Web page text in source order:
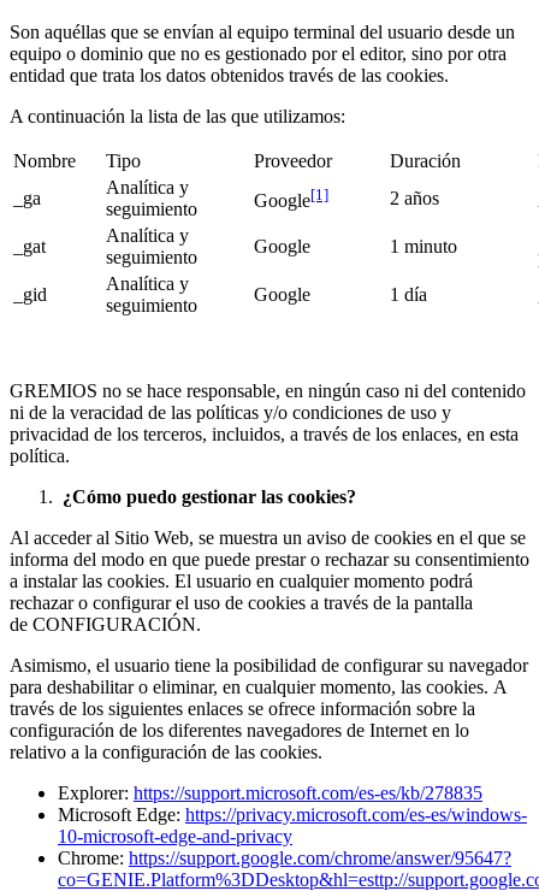
Son aquéllas que se envían al equipo terminal del usuario desde un
equipo o dominio que no es gestionado por el editor, sino por otra
entidad que trata los datos obtenidos través de las cookies.
A continuación la lista de las que utilizamos:
Nombre Tipo Proveedor Duración
_ga
Analítica y
seguimiento
Google[1] 2 años
_gat
Analítica y
seguimiento
Google 1 minuto
_gid
Analítica y
seguimiento
Google 1 día
GREMIOS no se hace responsable, en ningún caso ni del contenido
ni de la veracidad de las políticas y/o condiciones de uso y
privacidad de los terceros, incluidos, a través de los enlaces, en esta
política.
¿Cómo puedo gestionar las cookies?
Al acceder al Sitio Web, se muestra un aviso de cookies en el que se
informa del modo en que puede prestar o rechazar su consentimiento
a instalar las cookies. El usuario en cualquier momento podrá
rechazar o configurar el uso de cookies a través de la pantalla
de CONFIGURACIÓN.
Asimismo, el usuario tiene la posibilidad de configurar su navegador
para deshabilitar o eliminar, en cualquier momento, las cookies. A
través de los siguientes enlaces se ofrece información sobre la
configuración de los diferentes navegadores de Internet en lo
relativo a la configuración de las cookies.
Explorer: https://support.microsoft.com/es-es/kb/278835
Microsoft Edge: https://privacy.microsoft.com/es-es/windows-
10-microsoft-edge-and-privacy
Chrome: https://support.google.com/chrome/answer/95647?
co=GENIE.Platform%3DDesktop&hl=esttp://